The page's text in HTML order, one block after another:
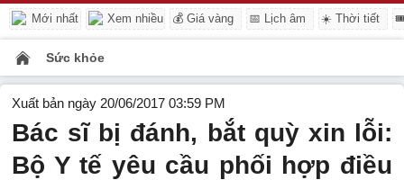
Mới nhất Xem nhiều 💰 Giá vàng 📅 Lịch âm ☀️ Thời tiết
Sức khỏe
Xuất bản ngày 20/06/2017 03:59 PM
Bác sĩ bị đánh, bắt quỳ xin lỗi:
Bộ Y tế yêu cầu phối hợp điều